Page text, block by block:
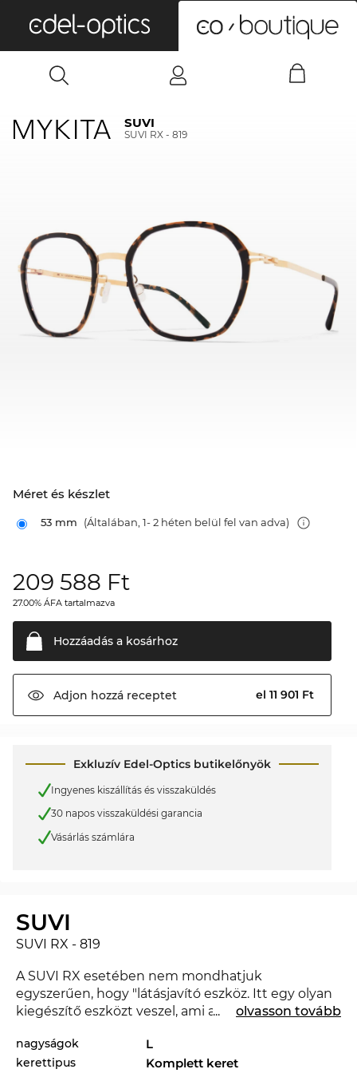
SUVI
SUVI RX - 819
Méret és készlet
53 mm (Általában, 1- 2 héten belül fel van adva)
209 588 Ft
27.00% ÁFA tartalmazva
Hozzáadás a kosárhoz
Adjon hozzá receptet el 11 901 Ft
Exkluzív Edel-Optics butikelőnyök
Ingyenes kiszállítás és visszaküldés
30 napos visszaküldési garancia
Vásárlás számlára
SUVI
SUVI RX - 819
A SUVI RX esetében nem mondhatjuk
egyszerűen, hogy "látásjavító eszköz. Itt egy olyan
kiegészítő eszközt veszel, ami a megjelenésedet
megmutathatod, hogy tisztában vagy a divattal. A
SUVI RX a 2026. évben teljesen új a piacon,
... olvasson tovább
nagyságok L
kerettipus Komplett keret